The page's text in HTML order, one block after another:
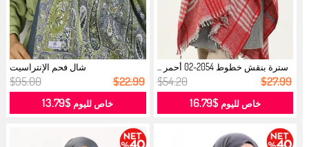
سترة بنقش خطوط 2054-02 أحمر ...
$54.20 $27.99
خاص لليوم$16.79
شال فحم الإنتراسيت
$95.00 $22.99
خاص لليوم $13.79